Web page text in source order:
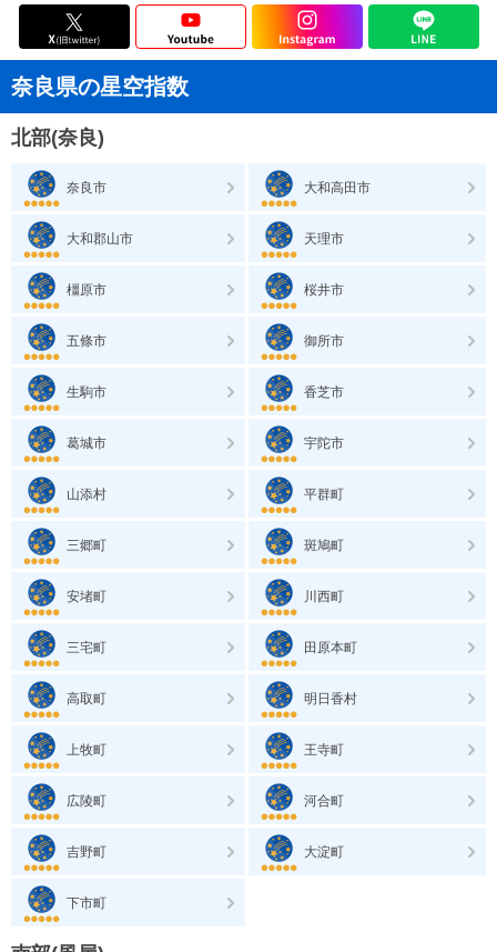
奈良県の星空指数
北部(奈良)
奈良市 大和高田市
大和郡山市 天理市
橿原市 桜井市
五條市 御所市
生駒市 香芝市
葛城市 宇陀市
山添村 平群町
三郷町 斑鳩町
安堵町 川西町
三宅町 田原本町
高取町 明日香村
上牧町 王寺町
広陵町 河合町
吉野町 大淀町
下市町